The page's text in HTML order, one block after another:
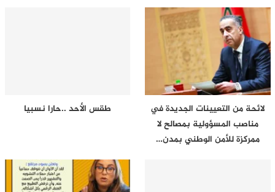
لائحة من التعيينات الجديدة في
مناصب المسؤولية بمصالح لا
ممركزة للأمن الوطني بمدن…
طقس الأحد ..حارا نسبيا